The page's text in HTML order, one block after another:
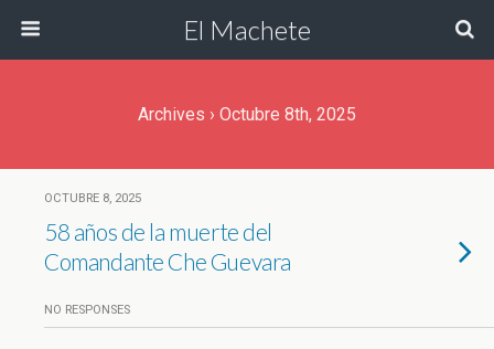
El Machete
Archives › Octubre 8th, 2025
OCTUBRE 8, 2025
58 años de la muerte del
Comandante Che Guevara
NO RESPONSES